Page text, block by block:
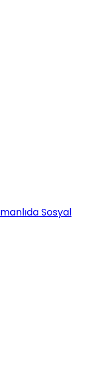
Sosyal